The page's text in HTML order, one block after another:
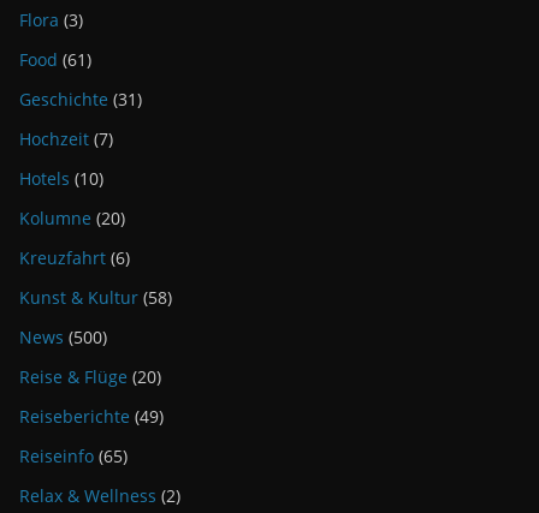
Flora (3)
Food (61)
Geschichte (31)
Hochzeit (7)
Hotels (10)
Kolumne (20)
Kreuzfahrt (6)
Kunst & Kultur (58)
News (500)
Reise & Flüge (20)
Reiseberichte (49)
Reiseinfo (65)
Relax & Wellness (2)